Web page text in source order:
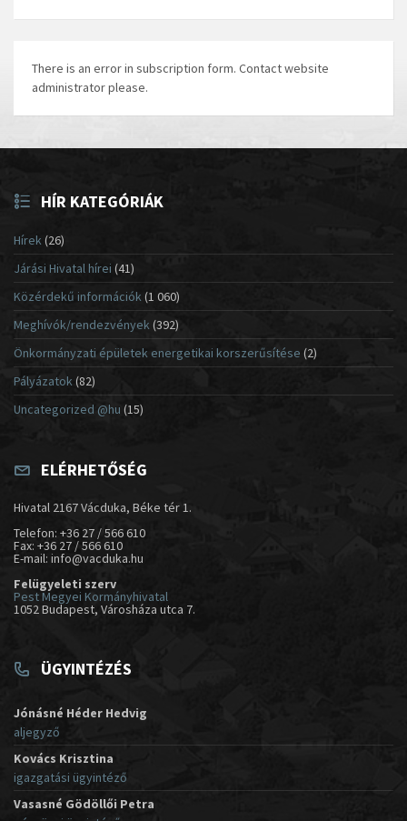
There is an error in subscription form. Contact website
administrator please.
HÍR KATEGÓRIÁK
Hírek(26)
Járási Hivatal hírei (41)
Közérdekű információk(1 060)
Meghívók/rendezvények (392)
Önkormányzati épületek energetikai korszerűsítése (2)
Pályázatok (82)
Uncategorized @hu (15)
ELÉRHETŐSÉG
Hivatal 2167 Vácduka, Béke tér 1.
Telefon: +36 27 / 566 610
Fax: +36 27 / 566 610
E-mail: info@vacduka.hu
Felügyeleti szerv
Pest Megyei Kormányhivatal
1052 Budapest, Városháza utca 7.
ÜGYINTÉZÉS
Jónásné Héder Hedvig
aljegyző
Kovács Krisztina
igazgatási ügyintéző
Vasasné Gödöllői Petra